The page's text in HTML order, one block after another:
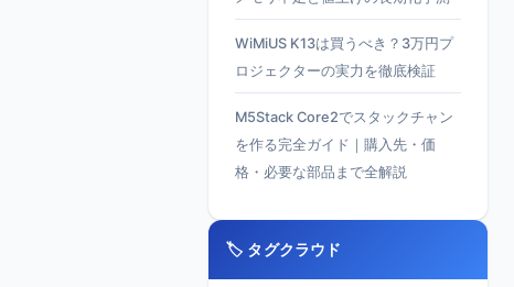
WiMiUS K13は買うべき？3万円プ
ロジェクターの実力を徹底検証
M5Stack Core2でスタックチャン
を作る完全ガイド｜購入先・価
格・必要な部品まで全解説
🏷️ タグクラウド